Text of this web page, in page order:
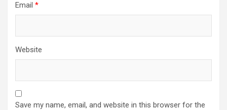
Email *
Website
Save my name, email, and website in this browser for the